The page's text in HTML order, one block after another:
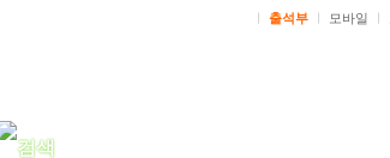
출석부 모바일